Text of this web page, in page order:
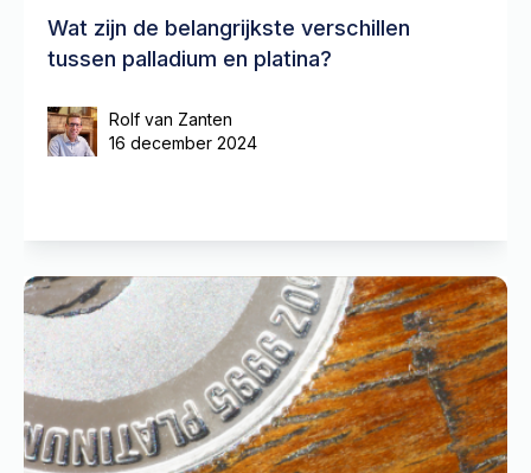
Wat zijn de belangrijkste verschillen
tussen palladium en platina?
Rolf van Zanten
16 december 2024